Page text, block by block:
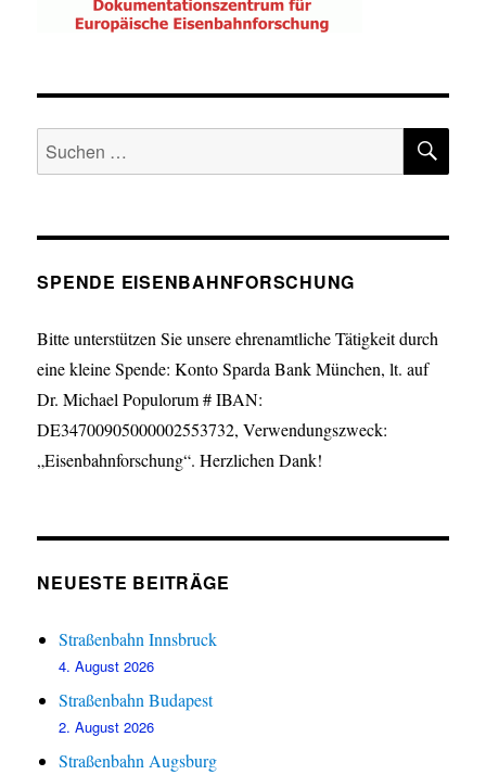
Suche
nach:
SPENDE EISENBAHNFORSCHUNG
Bitte unterstützen Sie unsere ehrenamtliche Tätigkeit durch
eine kleine Spende: Konto Sparda Bank München, lt. auf
Dr. Michael Populorum # IBAN:
DE34700905000002553732, Verwendungszweck:
„Eisenbahnforschung“. Herzlichen Dank!
NEUESTE BEITRÄGE
Straßenbahn Innsbruck
4. August 2026
Straßenbahn Budapest
2. August 2026
Straßenbahn Augsburg